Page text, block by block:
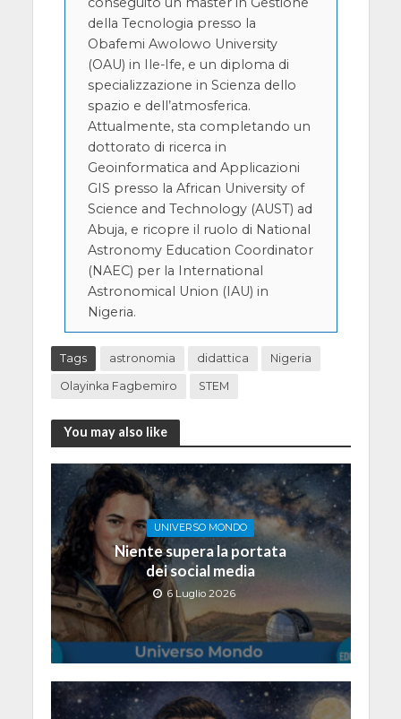
della Tecnologia presso la
Obafemi Awolowo University
(OAU) in Ile-Ife, e un diploma di
specializzazione in Scienza dello
spazio e dell’atmosferica.
Attualmente, sta completando un
dottorato di ricerca in
Geoinformatica and Applicazioni
GIS presso la African University of
Science and Technology (AUST) ad
Abuja, e ricopre il ruolo di National
Astronomy Education Coordinator
(NAEC) per la International
Astronomical Union (IAU) in
Nigeria.
Tags astronomia didattica Nigeria
Olayinka Fagbemiro STEM
You may also like
UNIVERSO MONDO
Niente supera la portata
dei social media
6 Luglio 2026